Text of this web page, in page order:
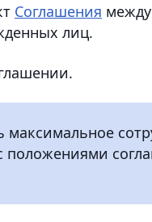
Соглашения
лиц.
положениями